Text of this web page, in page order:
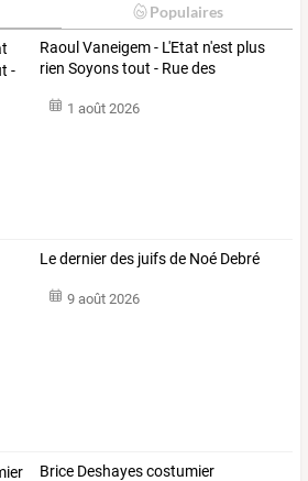
Populaires
Raoul Vaneigem- L'Etat n'est plus
rien Soyonstout - Ruedes
1 août 2026
Le dernier des juifs de Noé Debré
9 août 2026
Brice Deshayes costumier